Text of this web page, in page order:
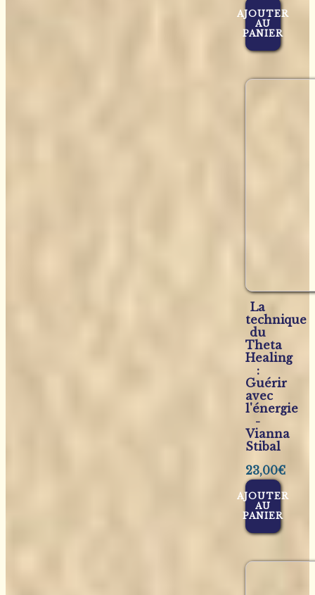
AJOUTER
AU
PANIER
La
technique
du
Theta
Healing
:
Guérir
avec
l'énergie
-
Vianna
Stibal
23,00€
AJOUTER
AU
PANIER